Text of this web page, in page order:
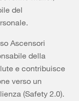
del
Ascensori
della
e contribuisce
verso un
(Safety 2.0).